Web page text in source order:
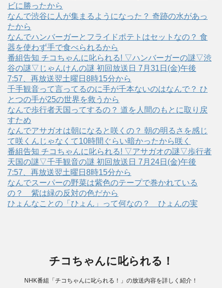
ビに勝ったから
なんで渋谷に人が集まるようになった？ 奇跡の水があっ
たから
なんでハンバーガーとフライドポテトはセットなの？ 食
器を使わず手で食べられるから
番組告知 チコちゃんに叱られる! ▽ハンバーガーの謎▽渋
谷の謎▽じゃんけんの謎 初回放送日 7月31日(金)午後
7:57、再放送翌土曜日8時15分から
千手観音って言ってるのに手が千本ないのはなんで？ ひ
とつの手が25の世界を救うから
なんで歩行者天国ってするの？ 道を人間のもとに取り戻
すため
なんでアサガオは朝になると咲くの？ 朝の明るさを感じ
て咲くんじゃなくて10時間ぐらい暗かったから咲く
番組告知 チコちゃんに叱られる! ▽アサガオの謎▽歩行者
天国の謎▽千手観音の謎 初回放送日 7月24日(金)午後
7:57、再放送翌土曜日8時15分から
なんでスーパーの野菜は紫色のテープで巻かれている
の？ 紫は緑の反対の色だから
ひょんなことの「ひょん」って何なの？ ひょんの実
チコちゃんに叱られる！
NHK番組「チコちゃんに叱られる！」の放送内容を詳しく紹介！